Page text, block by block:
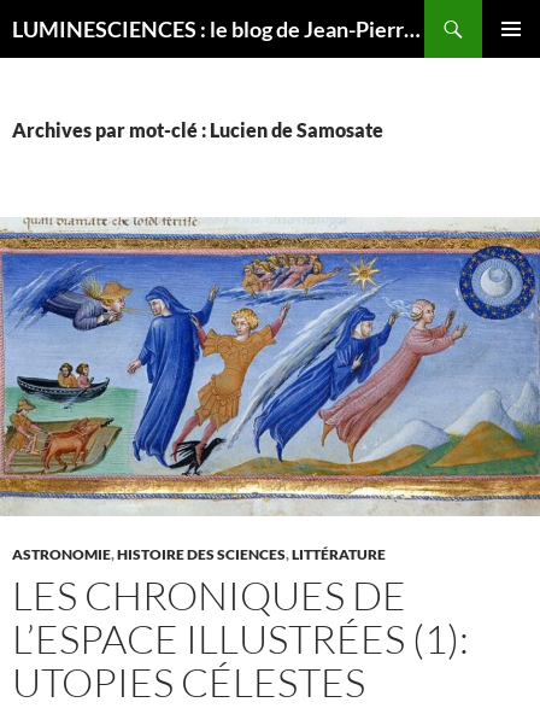
LUMINESCIENCES : le blog de Jean-Pierre LUMINET, astrophysicien
Archives par mot-clé : Lucien de Samosate
ASTRONOMIE,HISTOIRE DES SCIENCES,LITTÉRATURE
LES CHRONIQUES DE
L’ESPACE ILLUSTRÉES (1):
UTOPIES CÉLESTES